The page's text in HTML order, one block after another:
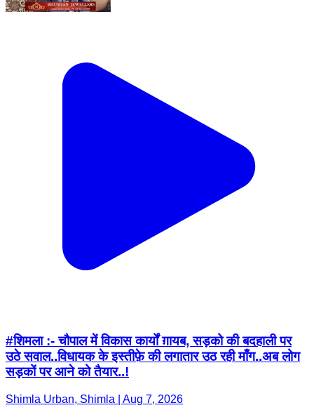
#शिमला :- चौपाल में विकास कार्यों ग़ायब, सड़को की बदहाली पर
उठे सवाल..विधायक के इस्तीफ़े की लगातार उठ रही माँग..अब लोग
सड़कों पर आने को तैयार..!
Shimla Urban, Shimla | Aug 7, 2026